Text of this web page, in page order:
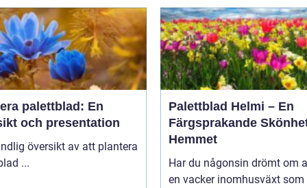
palettblad: En
och presentation
översikt av att plantera
palettblad ...
Palettblad Helmi – En
Färgsprakande
Hemmet
Har du någonsin drömt om
en vacker inomhusväxt som